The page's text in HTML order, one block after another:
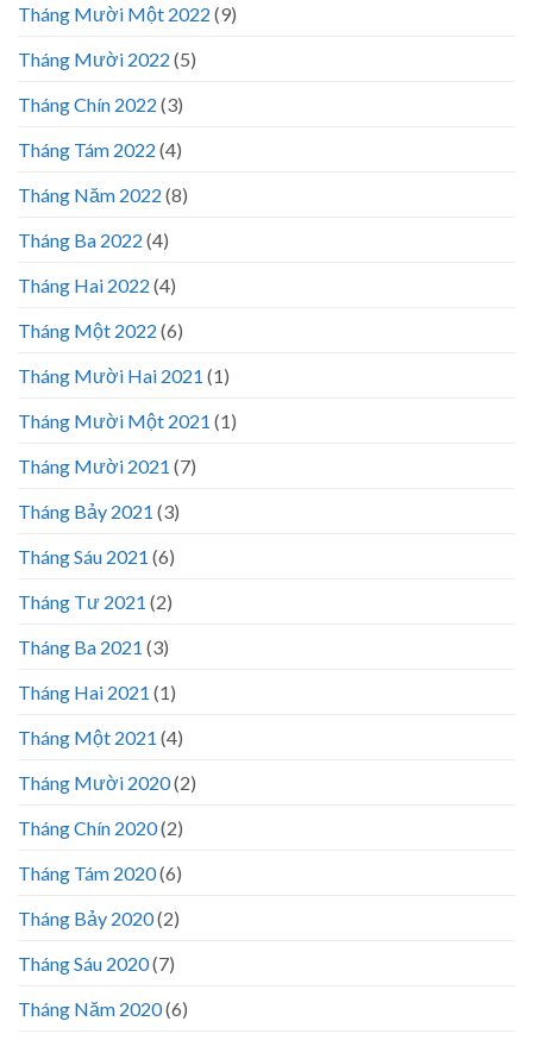
Tháng Mười Một 2022 (9)
Tháng Mười 2022 (5)
Tháng Chín 2022 (3)
Tháng Tám 2022 (4)
Tháng Năm 2022 (8)
Tháng Ba 2022 (4)
Tháng Hai 2022 (4)
Tháng Một 2022 (6)
Tháng Mười Hai 2021 (1)
Tháng Mười Một 2021 (1)
Tháng Mười 2021 (7)
Tháng Bảy 2021 (3)
Tháng Sáu 2021 (6)
Tháng Tư 2021 (2)
Tháng Ba 2021 (3)
Tháng Hai 2021 (1)
Tháng Một 2021 (4)
Tháng Mười 2020(2)
Tháng Chín 2020(2)
Tháng Tám 2020(6)
Tháng Bảy 2020(2)
Tháng Sáu 2020(7)
Tháng Năm 2020(6)